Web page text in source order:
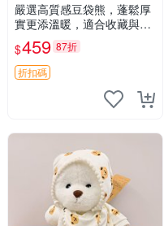
嚴選高質感豆袋熊，蓬鬆厚
實更添溫暖，適合收藏與休
憩。前胸填充飽滿，背部亦
具優雅設計。 豆袋熊 保暖
溫柔 蓬松
$459 87折
折扣碼